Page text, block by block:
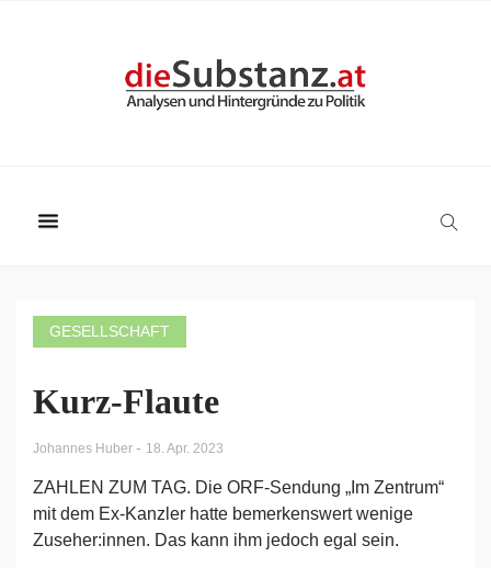
GESELLSCHAFT
Kurz-Flaute
Johannes Huber - 18. Apr. 2023
ZAHLEN ZUM TAG. Die ORF-Sendung „Im Zentrum“
mit dem Ex-Kanzler hatte bemerkenswert wenige
Zuseher:innen. Das kann ihm jedoch egal sein.